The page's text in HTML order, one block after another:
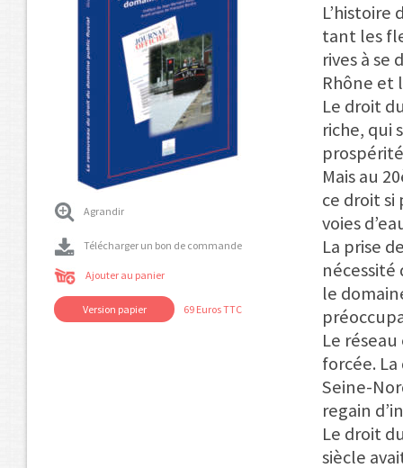
Agrandir
Télécharger un bon de commande
Ajouter au panier
Version papier 69 Euros TTC
L’histoire
tant les
rives à se
Rhône et
Le droit
riche, qui
Mais au
ce droit
voies
La prise
nécessité
le
Le
forcée.
Seine-
regain
Le droit
siècle